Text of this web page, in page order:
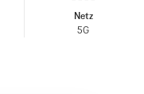
Netz
5G